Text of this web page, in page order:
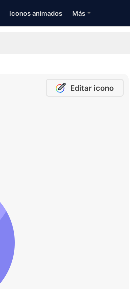
Iconos animados Más
Editar icono